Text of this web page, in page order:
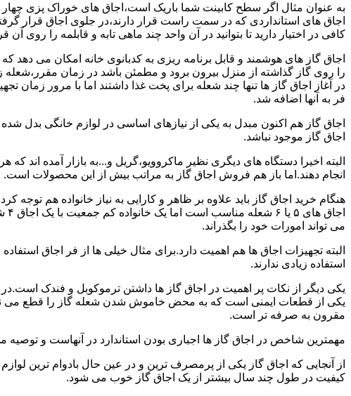
به عنوان مثال اگر سطح کابینت شما باریک است،اجاق های خوراک پزی چهار
اجاق های استانداردی که در سمت راست قرار دارند،در جلوی اجاق قرار
کافی در اختیار دارید تا بتوانید در آن واحد چند ماهی تابه و قابلمه را روی آن
اجاق گاز های هوشمند و قابل برنامه ریزی به کدبانوی خانه امکان می دهد
را روی گاز گذاشته از منزل بیرون برود و مطمئن باشد در زمان
در آغاز اجاق گاز ها تنها چند شعله برای پخت غذا داشتند اما با مرور زمان
فر به آنها اضافه شد.
اجاق گاز هم اکنون مبدل به یکی از نیازهای اساسی در لوازم خانگی بدل
اجاق گاز موجود نباشد.
البته اخیرا دستگاه های دیگری نظیر ماکروویو،گریل و...به بازار آمده اند که
انجام دهند.اما باز هم فروش اجاق گاز به مراتب بیش از این محصولات است.
هنگام خرید اجاق گاز باید علاوه بر ظاهر و کارایی به نیاز خانواده هم توجه
می تواند امورات خود را بگذراند.
البته تجهیزات اجاق ها هم اهمیت دارد.برای مثال خیلی ها از فر اجاق
استفاده زیادی ندارند.
یکی دیگر از نکات پر اهمیت در اجاق گاز ها داشتن ترموکوبل و فندک
یکی از قطعات ایمنی است که به محض خاموش شدن شعله گاز را قطع می
مقرون به صرفه تر است.
مهمترین شاخص در اجاق گاز ها اجباری بودن استاندارد در آنهاست و توصیه
از آنجایی که اجاق گاز یکی از پرمصرف ترین و در عین حال بادوام ترین
کیفیت در طول چند سال بیشتر از یک اجاق گاز خوب می شود.